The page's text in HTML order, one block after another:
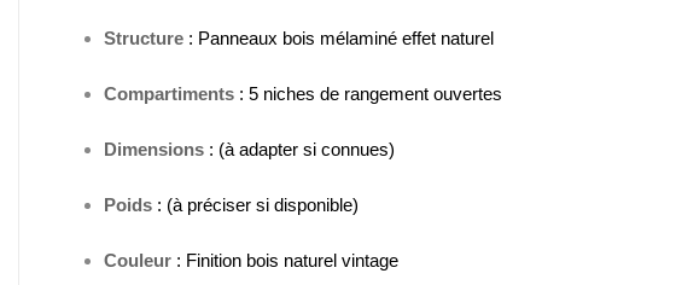
Structure : Panneaux bois mélaminé effet naturel
Compartiments : 5 niches de rangement ouvertes
Dimensions : (à adapter si connues)
Poids : (à préciser si disponible)
Couleur : Finition bois naturel vintage